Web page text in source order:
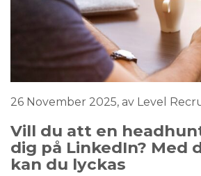
26 November 2025, av Level
Vill du att en
dig på LinkedIn? Med
kan du lyckas